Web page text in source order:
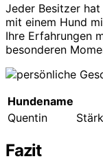
Jeder Besitzer
mit einem Hund
Ihre Erfahrungen
besonderen
Hundename
Quentin
Fazit